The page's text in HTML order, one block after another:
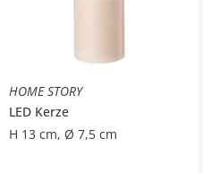
HOME STORY
LED Kerze
H 13 cm, Ø 7,5 cm